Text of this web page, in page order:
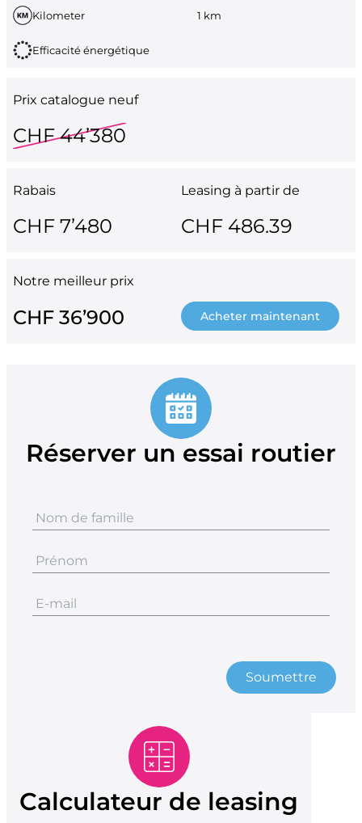
Kilometer 1 km
Efficacité énergétique
Prix catalogue neuf
CHF 44’380
Rabais
CHF 7’480
Leasing à partir de
CHF 486.39
Notre meilleur prix
CHF 36’900 Acheter maintenant
Réserver un essai routier
Soumettre
Calculateur de leasing